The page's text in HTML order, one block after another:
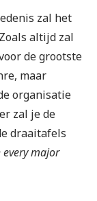
zal het
altijd zal
de grootste
maar
organisatie
zal je de
draaitafels
major